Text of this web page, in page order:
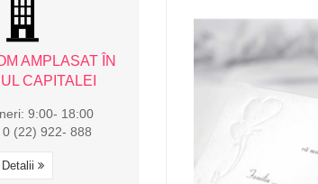
AMPLASAT ÎN
CAPITALEI
9:00- 18:00
0 (22) 922- 888
Detalii
SHOWROOM AMPLASAT ÎN
CENTRUL CAPITALEI